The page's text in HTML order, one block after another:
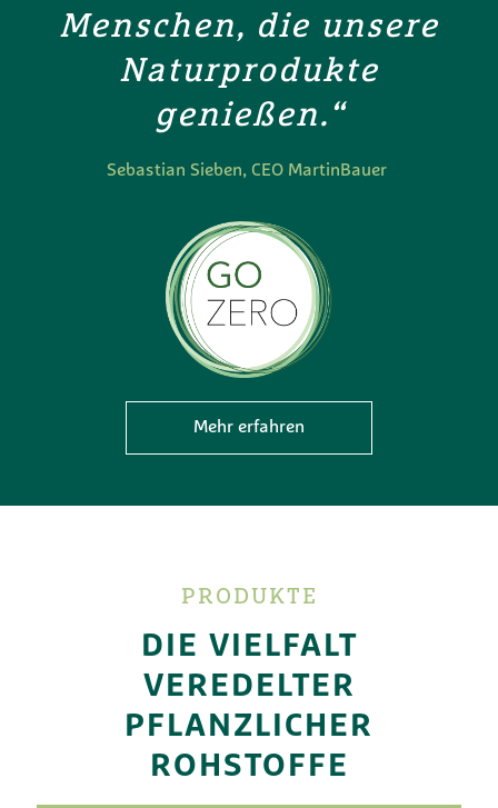
Menschen, die unsere
Naturprodukte
genießen.“
Sebastian Sieben, CEO MartinBauer
Mehr erfahren
PRODUKTE
DIE VIELFALT
VEREDELTER
PFLANZLICHER
ROHSTOFFE